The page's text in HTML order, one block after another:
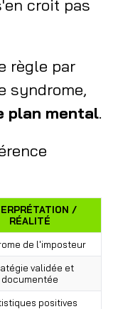
croit pas
règle par
syndrome,
plan mental.
/
RÉALITÉ
de l'imposteur
validée et
documentée
positives